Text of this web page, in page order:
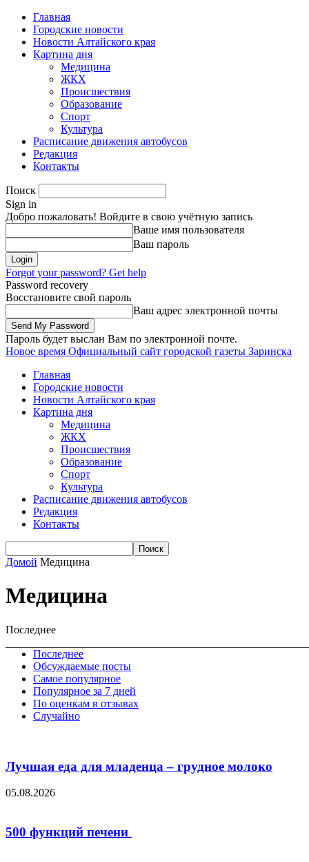
Главная
Городские новости
Новости Алтайского края
Картина дня
Медицина
ЖКХ
Происшествия
Образование
Спорт
Культура
Расписание движения автобусов
Редакция
Контакты
Поиск
Sign in
Добро пожаловать! Войдите в свою учётную запись
Ваше имя пользователя
Ваш пароль
Forgot your password? Get help
Password recovery
Восстановите свой пароль
Ваш адрес электронной почты
Пароль будет выслан Вам по электронной почте.
Новое время Официальный сайт городской газеты Заринска
Главная
Городские новости
Новости Алтайского края
Картина дня
Медицина
ЖКХ
Происшествия
Образование
Спорт
Культура
Расписание движения автобусов
Редакция
Контакты
Домой Медицина
Медицина
Последнее
Последнее
Обсуждаемые посты
Самое популярное
Популярное за 7 дней
По оценкам в отзывах
Случайно
Лучшая еда для младенца – грудное молоко
05.08.2026
500 функций печени